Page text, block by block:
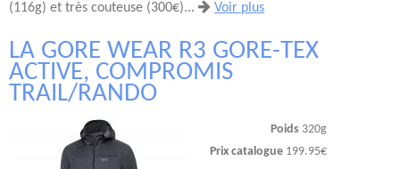
(116g) et très couteuse (300€)...
Voir plus
LA GORE WEAR R3 GORE-TEX
ACTIVE, COMPROMIS
TRAIL/RANDO
Poids 320g
Prix catalogue 199.95€